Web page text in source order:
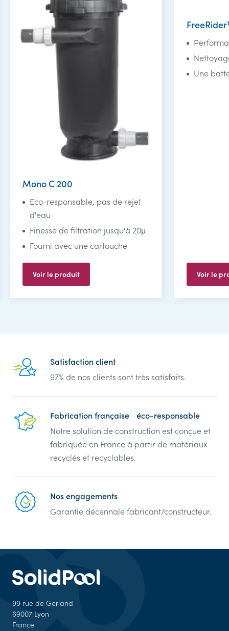
Mono C 200
Eco-responsable, pas de rejet
d'eau
Finesse de filtration jusqu'à 20μ
Fourni avec une cartouche
Voir le produit
Une
Voir le
Reassurance
Satisfaction client
97% de nos clients sont très satisfaits.
Fabrication française éco-responsable
Notre solution de construction est conçue et
fabriquée en France à partir de matériaux
recyclés et recyclables.
Nos engagements
Garantie décennale fabricant/constructeur.
99 rue de Gerland
69007 Lyon
France